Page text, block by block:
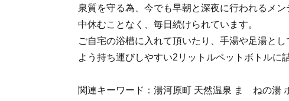
泉質を守る為、今でも早朝と深夜に行われるメ
中休むことなく、毎日続けられています。
ご自宅の浴槽に入れて頂いたり、手湯や足湯と
よう持ち運びしやすい2リットルペットボトルに
関連キーワード：湯河原町 天然温泉 まゝねの湯